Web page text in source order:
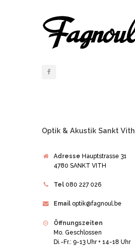
Optik & Akustik Sankt Vith
Adresse Hauptstrasse 31
4780 SANKT VITH
Tel 080 227 026
Email optik@fagnoul.be
Öffnungszeiten
Mo. Geschlossen
Di.-Fr.: 9-13 Uhr + 14-18 Uhr